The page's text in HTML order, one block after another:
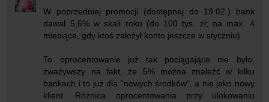
W poprzedniej promocji (dostępnej do 19.02.) bank
dawał 5,6% w skali roku (do 100 tys. zł; na max. 4
miesiące, gdy ktoś założył konto jeszcze w styczniu).
To oprocentowanie już tak pociągające nie było,
zważywszy na fakt, że 5% można znaleźć w kilku
bankach i to już dla "nowych środków", a nie jako nowy
klient. Różnica oprocentowania przy ulokowaniu